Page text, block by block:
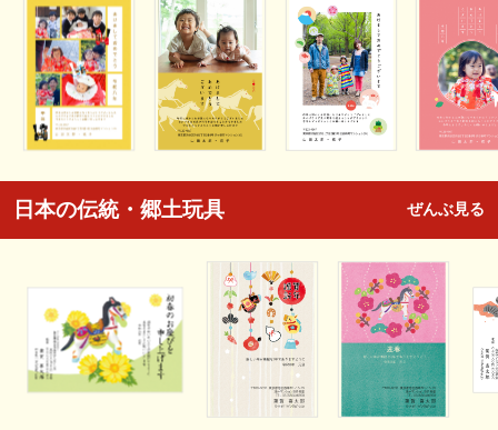
日本の伝統・郷土玩具 ぜんぶ見る